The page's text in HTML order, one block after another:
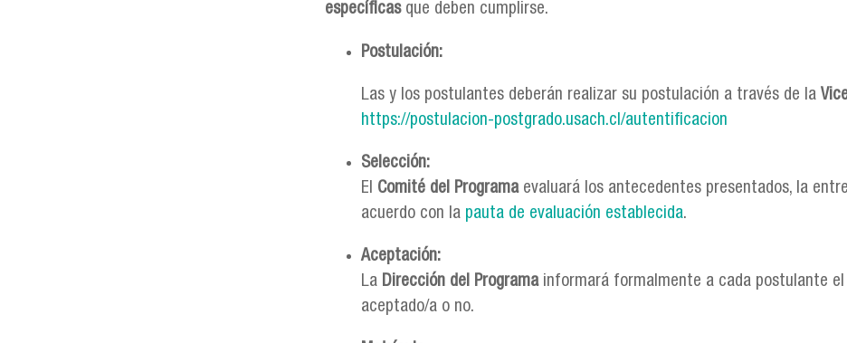
específicasque deben cumplirse.
Postulación:
Las y los postulantes deberán realizar su postulación a través de la
https://postulacion-postgrado.usach.cl/autentificacion
Selección:
El Comité del Programaevaluará los antecedentes presentados, la
acuerdo con la pauta de evaluación establecida.
Aceptación:
La Dirección del Programainformará formalmente a cada postulante el
aceptado/a o no.